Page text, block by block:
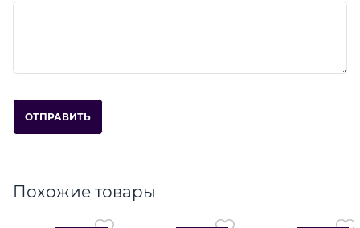
Похожие товары